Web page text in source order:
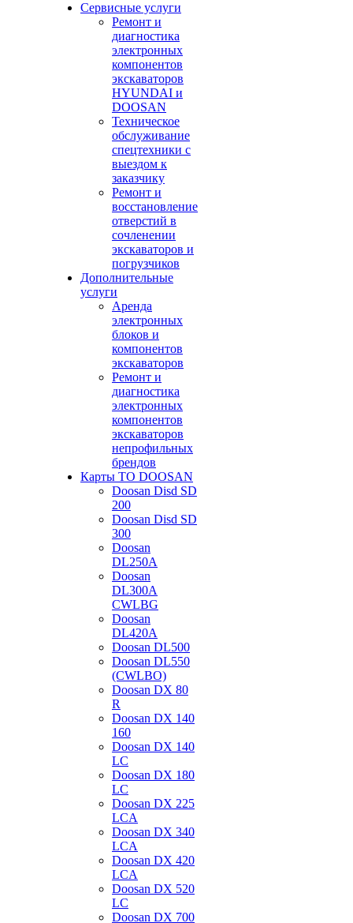
Сервисные услуги
Ремонт и
диагностика
электронных
компонентов
экскаваторов
HYUNDAI и
DOOSAN
Техническое
обслуживание
спецтехники с
выездом к
заказчику
Ремонт и
восстановление
отверстий в
сочленении
экскаваторов и
погрузчиков
Дополнительные
услуги
Аренда
электронных
блоков и
компонентов
экскаваторов
Ремонт и
диагностика
электронных
компонентов
экскаваторов
непрофильных
брендов
Карты ТО DOOSAN
Doosan Disd SD
200
Doosan Disd SD
300
Doosan
DL250A
Doosan
DL300A
CWLBG
Doosan
DL420A
Doosan DL500
Doosan DL550
(CWLBO)
Doosan DX 80
R
Doosan DX 140
160
Doosan DX 140
LC
Doosan DX 180
LC
Doosan DX 225
LCA
Doosan DX 340
LCA
Doosan DX 420
LCA
Doosan DX 520
LC
Doosan DX 700